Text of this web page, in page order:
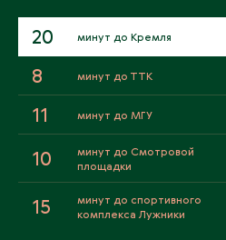
20 минут до Кремля
8 минут до ТТК
11 минут до МГУ
10
минут до Смотровой
площадки
15
минут до спортивного
комплекса Лужники